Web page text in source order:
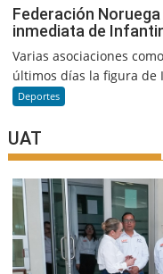
Federación
inmediata de
Varias asociaciones
últimos días la figura de
Deportes
UAT